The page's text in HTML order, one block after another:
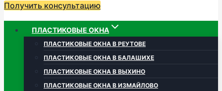
Получить консультацию
ПЛАСТИКОВЫЕ ОКНА
ПЛАСТИКОВЫЕ ОКНА В РЕУТОВЕ
ПЛАСТИКОВЫЕ ОКНА В БАЛАШИХЕ
ПЛАСТИКОВЫЕ ОКНА В ВЫХИНО
ПЛАСТИКОВЫЕ ОКНА В ИЗМАЙЛОВО